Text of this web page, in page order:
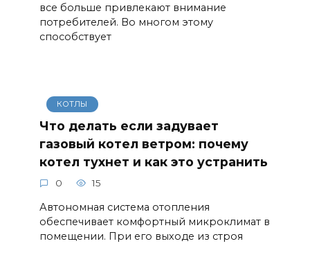
все больше привлекают внимание
потребителей. Во многом этому
способствует
КОТЛЫ
Что делать если задувает
газовый котел ветром: почему
котел тухнет и как это устранить
0 15
Автономная система отопления
обеспечивает комфортный микроклимат в
помещении. При его выходе из строя